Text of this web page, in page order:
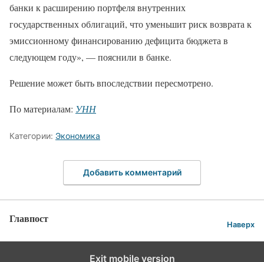
банки к расширению портфеля внутренних
государственных облигаций, что уменьшит риск возврата к
эмиссионному финансированию дефицита бюджета в
следующем году», — пояснили в банке.
Решение может быть впоследствии пересмотрено.
По материалам: УНН
Категории: Экономика
Добавить комментарий
Главпост Наверх
Exit mobile version